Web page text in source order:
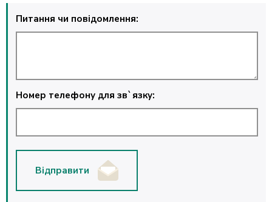
Питання чи повідомлення:
Номер телефону для зв`язку:
Відправити